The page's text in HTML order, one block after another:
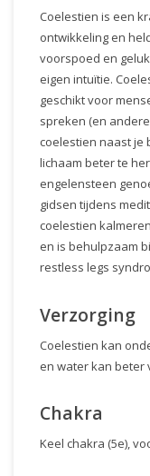
Coelestien is een
ontwikkeling en
voorspoed en
eigen intuïtie.
geschikt voor
spreken (en
coelestien naast je
lichaam beter te
engelensteen
gidsen tijdens
coelestien
en is behulpzaam
restless legs
Verzorging
Coelestien kan
en water kan beter
Chakra
Keel chakra (5e),